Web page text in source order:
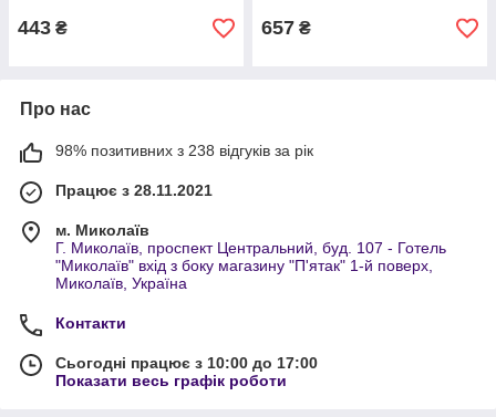
443 ₴ 657 ₴
Про нас
98% позитивних з 238 відгуків за рік
Працює з 28.11.2021
м. Миколаїв
Г. Миколаїв, проспект Центральний, буд. 107 - Готель
"Миколаїв" вхід з боку магазину "П'ятак" 1-й поверх,
Миколаїв, Україна
Контакти
Сьогодні працює з 10:00 до 17:00
Показати весь графік роботи